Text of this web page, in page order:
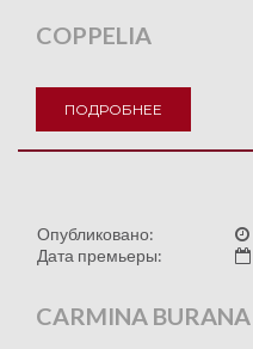
COPPELIA
ПОДРОБНЕЕ
Опубликовано:
Дата премьеры:
CARMINA BURANA